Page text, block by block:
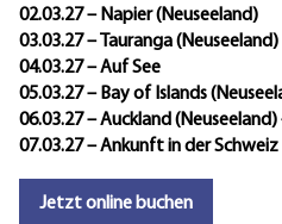
02.03.27 – Napier (Neuseeland)
03.03.27 – Tauranga (Neuseeland)
04.03.27 – Auf See
05.03.27 – Bay of Islands
06.03.27 – Auckland
07.03.27 – Ankunft in der Schweiz
Jetzt online buchen